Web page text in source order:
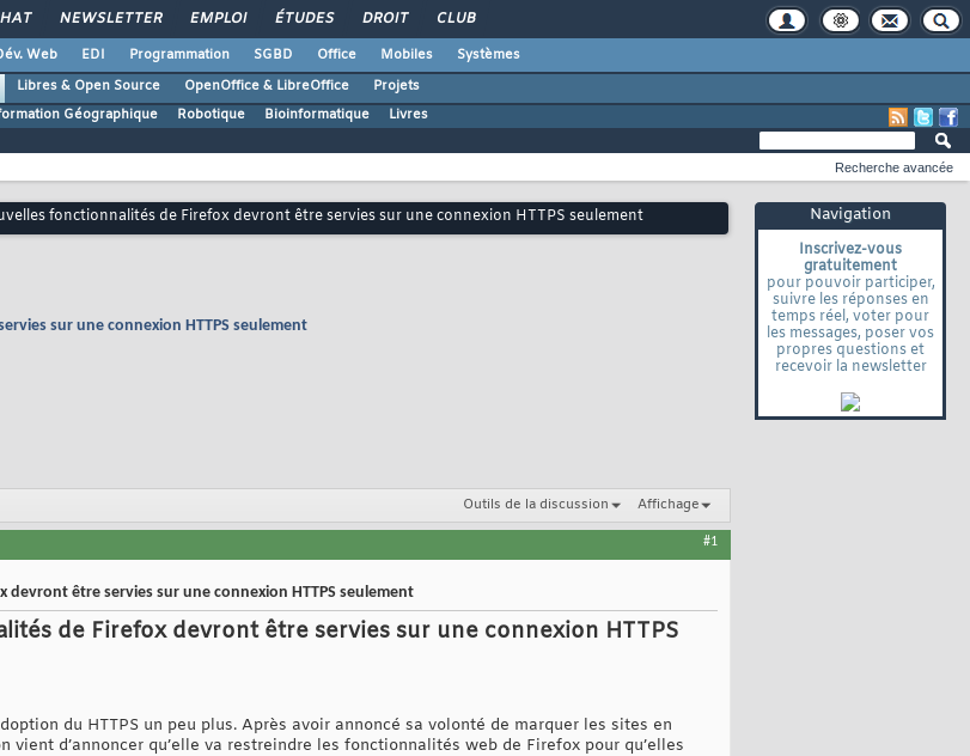
NEWSLETTER EMPLOI ÉTUDES DROIT CLUB
Web EDI Programmation SGBD Office Mobiles
Systèmes
Libres & Open Source OpenOffice & LibreOffice
Projets
Géographique Robotique Bioinformatique Livres
Navigation
Inscrivez-vous
gratuitement
pour pouvoir participer,
suivre les réponses en
temps réel, voter pour
les messages, poser vos
propres questions et
recevoir la newsletter
Recherche avancée
fonctionnalités de Firefox devront être servies sur une connexion HTTPS seulement
sur une connexion HTTPS seulement
Outils de la discussion Affichage
#1
être servies sur une connexion HTTPS seulement
de Firefox devront être servies sur une connexion HTTPS
du HTTPS un peu plus. Après avoir annoncé sa volonté de marquer les sites en
vient d’annoncer qu’elle va restreindre les fonctionnalités web de Firefox pour qu’elles